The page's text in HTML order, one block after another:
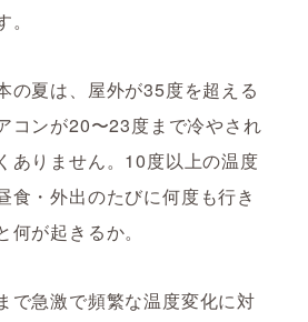
の夏は、屋外が35度を超える
コンが20〜23度まで冷やされ
ありません。10度以上の温度
食・外出のたびに何度も行き
が起きるか。
で急激で頻繁な温度変化に対